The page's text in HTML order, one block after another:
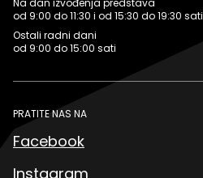
od 9:00 do 11:30 i od 15:30 do 19:30 sati
Ostali radni dani
od 9:00 do 15:00 sati
PRATITE NAS NA
Facebook
Instagram